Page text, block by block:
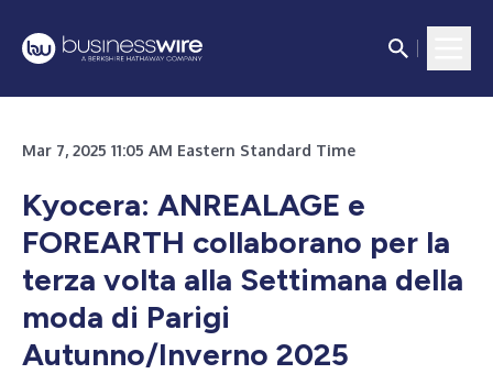
Mar 7, 2025 11:05 AM Eastern Standard Time
Kyocera: ANREALAGE e
FOREARTH collaborano per la
terza volta alla Settimana della
moda di Parigi
Autunno/Inverno 2025